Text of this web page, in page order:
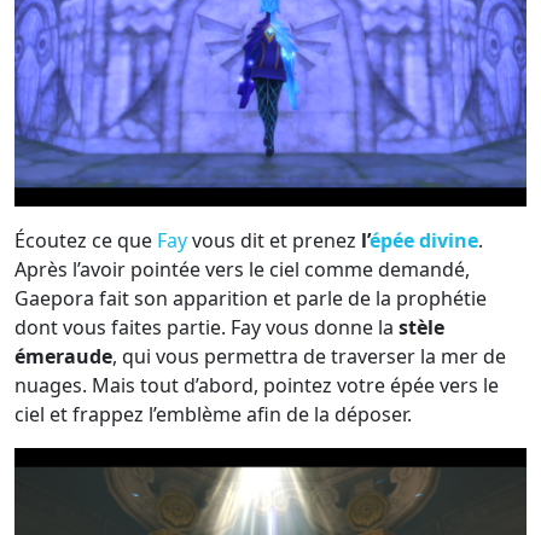
Écoutez ce que Fayvous dit et prenez l’épée divine.
Après l’avoir pointée vers le ciel comme demandé,
Gaepora fait son apparition et parle de la prophétie
dont vous faites partie. Fay vous donne la stèle
émeraude, qui vous permettra de traverser la mer de
nuages. Mais tout d’abord, pointez votre épée vers le
ciel et frappez l’emblème afin de la déposer.